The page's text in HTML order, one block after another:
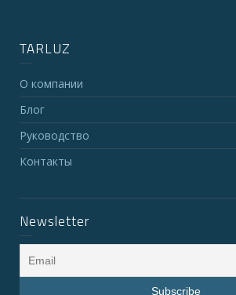
TARLUZ
О компании
Блог
Руководство
Контакты
Newsletter